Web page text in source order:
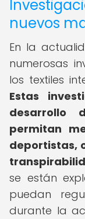
nuevos
En la
numerosas
los textiles
Estas
desarrollo
permitan
deportistas,
se están
puedan
durante la